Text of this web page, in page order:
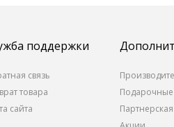
поддержки
связь
товара
сайта
Подарочные